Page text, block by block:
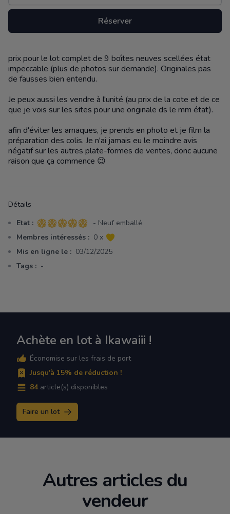
Réserver
Description
prix pour le lot complet de 9 boîtes neuves scellées état
impeccable (plus de photos sur demande). Originales pas
de fausses bien entendu.
Je peux aussi les vendre à l'unité (au prix de la cote et de ce
que je vois sur les sites pour une originale ds le mm état).
afin d'éviter les arnaques, je prends en photo et je film la
préparation des colis. Je n'ai jamais eu le moindre avis
négatif sur les autres plate-formes de ventes, donc aucune
raison que ça commence 😉
Détails
Etat : 5 sur 5 étoiles
- Neuf emballé
Membres intéressés : 0 x
Mis en ligne le : 03/12/2025
Tags : -
Achète en lot à Ikawaiii !
Économise sur les frais de port
Jusqu'à 15% de réduction !
84 article(s) disponibles
Faire un lot
Autres articles du
vendeur